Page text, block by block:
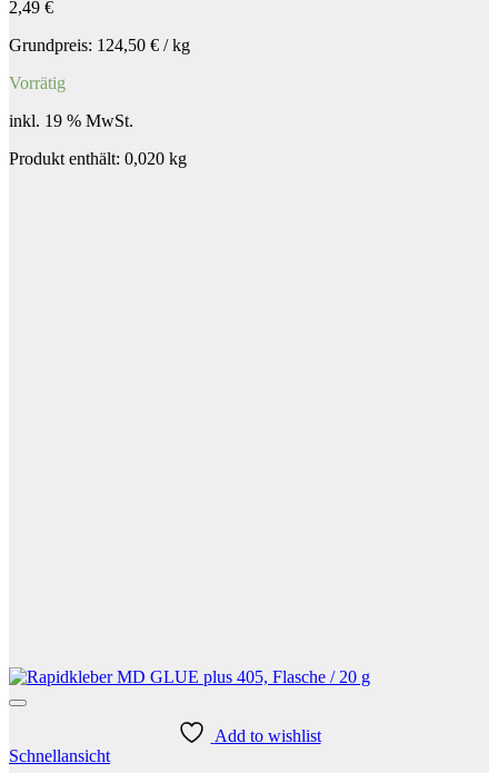
2,49 €
Grundpreis: 124,50 € /kg
Vorrätig
inkl. 19 % MwSt.
Produkt enthält: 0,020 kg
Add to wishlist
Schnellansicht